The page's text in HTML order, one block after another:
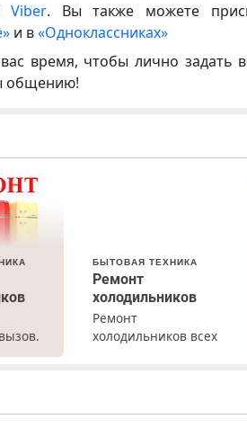
Viber. Вы также можете
и в«Одноклассниках»
время, чтобы лично задать
общению!
БЫТОВАЯ ТЕХНИКА
Ремонт
холодильников
Ремонт
холодильников всех